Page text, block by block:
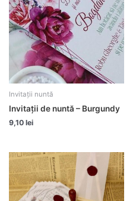
Invitații nuntă
Invitații de nuntă – Burgundy
9,10 lei